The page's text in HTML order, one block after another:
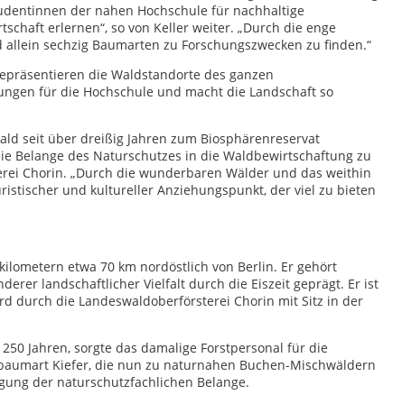
der nahen Hochschule für nachhaltige
erlernen“, so von Keller weiter. „Durch die enge
sechzig Baumarten zu Forschungszwecken zu finden.“
die Waldstandorte des ganzen
für die Hochschule und macht die Landschaft so
seit über dreißig Jahren zum Biosphärenreservat
Belange des Naturschutzes in die Waldbewirtschaftung zu
Chorin. „Durch die wunderbaren Wälder und das weithin
und kultureller Anziehungspunkt, der viel zu bieten
etwa 70 km nordöstlich von Berlin. Er gehört
landschaftlicher Vielfalt durch die Eiszeit geprägt. Er ist
durch die Landeswaldoberförsterei Chorin mit Sitz in der
Jahren, sorgte das damalige Forstpersonal für die
Kiefer, die nun zu naturnahen Buchen-Mischwäldern
der naturschutzfachlichen Belange.